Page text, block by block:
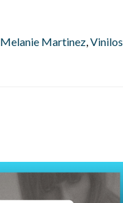
Melanie Martinez,Vinilos